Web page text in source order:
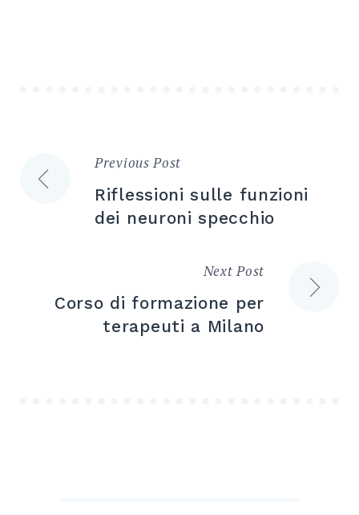
Navigazione
articoli
Previous Post
Riflessioni sulle funzioni
dei neuroni specchio
Next Post
Corso di formazione per
terapeuti a Milano